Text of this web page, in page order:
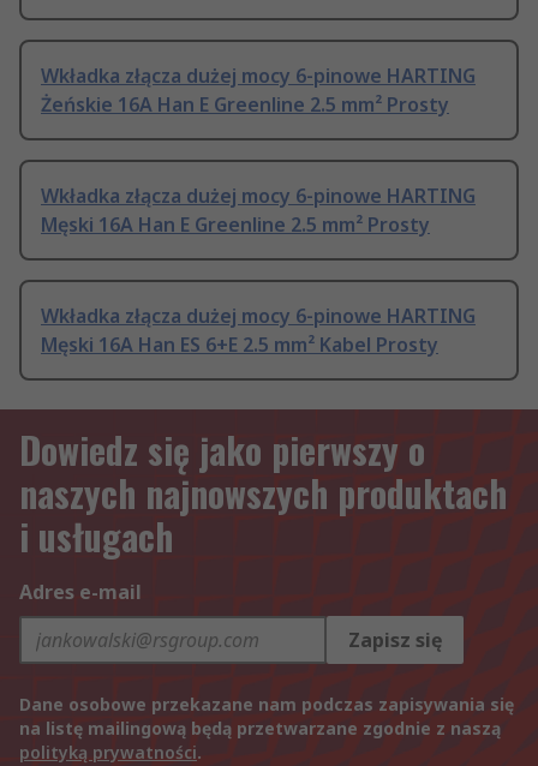
Wkładka złącza dużej mocy 6-pinowe HARTING
Żeńskie 16A Han E Greenline 2.5 mm² Prosty
Wkładka złącza dużej mocy 6-pinowe HARTING
Męski 16A Han E Greenline 2.5 mm² Prosty
Wkładka złącza dużej mocy 6-pinowe HARTING
Męski 16A Han ES 6+E 2.5 mm² Kabel Prosty
Dowiedz się jako pierwszy o
naszych najnowszych produktach
i usługach
Adres e-mail
Zapisz się
Dane osobowe przekazane nam podczas zapisywania się
na listę mailingową będą przetwarzane zgodnie z naszą
polityką prywatności.